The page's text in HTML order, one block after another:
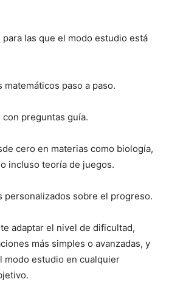
las que el modo estudio está
paso a paso.
preguntas guía.
cero en materias como biología,
incluso teoría de juegos.
personalizados sobre el progreso.
adaptar el nivel de dificultad,
más simples o avanzadas, y
modo estudio en cualquier